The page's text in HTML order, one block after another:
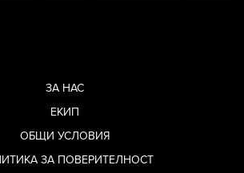
ризи
ризи са още една гореща
ЗА НАС
ЕКИП
ОБЩИ УСЛОВИЯ
ЗА ПОВЕРИТЕЛНОСТ